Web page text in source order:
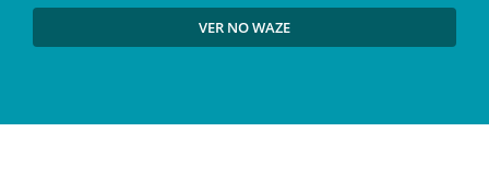
VER NO WAZE